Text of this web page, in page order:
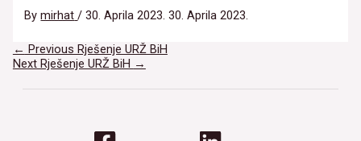
Bymirhat /30. Aprila 2023. 30. Aprila 2023.
Navigacija
članaka
← Previous Rješenje URŽ BiH
Next Rješenje URŽ BiH →